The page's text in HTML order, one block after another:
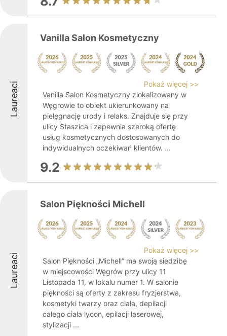
Laureaci
Vanilla Salon Kosmetyczny
Pokaż więcej >>
Vanilla Salon Kosmetyczny zlokalizowany w
Węgrowie to obiekt ukierunkowany na
pielęgnację urody i relaks. Znajduje się przy
ulicy Staszica i zapewnia szeroką ofertę
usług kosmetycznych dostosowanych do
indywidualnych oczekiwań klientów. ...
9.2
Laureaci
Salon Piękności Michell
Pokaż więcej >>
Salon Piękności „Michell” ma swoją siedzibę
w miejscowości Węgrów przy ulicy 11
Listopada 11, w lokalu numer 1. W salonie
piękności są oferty z zakresu fryzjerstwa,
kosmetyki twarzy oraz ciała, depilacji
całego ciała lycon, epilacji laserowej,
stylizacji ...